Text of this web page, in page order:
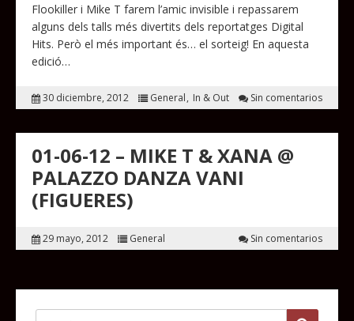
Flookiller i Mike T farem l’amic invisible i repassarem
alguns dels talls més divertits dels reportatges Digital
Hits. Però el més important és… el sorteig! En aquesta
edició…
30 diciembre, 2012 General In & Out Sin comentarios
01-06-12 – MIKE T & XANA @
PALAZZO DANZA VANI
(FIGUERES)
29 mayo, 2012 General Sin comentarios